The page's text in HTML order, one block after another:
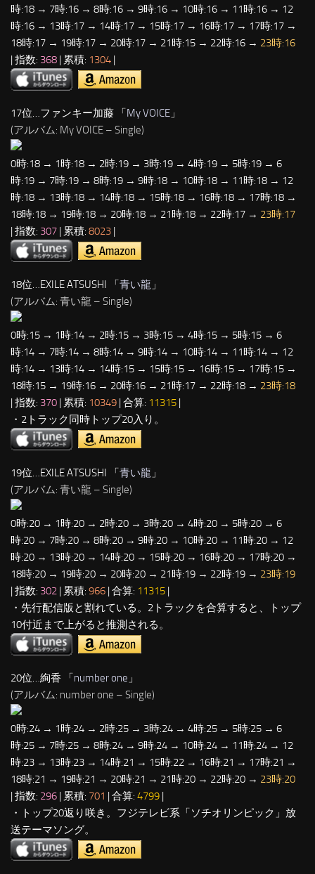
時:18 → 7時:16 → 8時:16 → 9時:16 → 10時:16 → 11時:16 → 12
時:16 → 13時:17 → 14時:17 → 15時:17 → 16時:17 → 17時:17 →
18時:17 → 19時:17 → 20時:17 → 21時:15 → 22時:16 → 23時:16
| 指数: 368 | 累積: 1304 |
17位…ファンキー加藤 「My VOICE 」
(アルバム: My VOICE – Single)
0時:18 → 1時:18 → 2時:19 → 3時:19 → 4時:19 → 5時:19 → 6
時:19 → 7時:19 → 8時:19 → 9時:18 → 10時:18 → 11時:18 → 12
時:18 → 13時:18 → 14時:18 → 15時:18 → 16時:18 → 17時:18 →
18時:18 → 19時:18 → 20時:18 → 21時:18 → 22時:17 → 23時:17
| 指数: 307 | 累積: 8023 |
18位…EXILE ATSUSHI 「青い龍 」
(アルバム: 青い龍 – Single)
0時:15 → 1時:14 → 2時:15 → 3時:15 → 4時:15 → 5時:15 → 6
時:14 → 7時:14 → 8時:14 → 9時:14 → 10時:14 → 11時:14 → 12
時:14 → 13時:14 → 14時:15 → 15時:15 → 16時:15 → 17時:15 →
18時:15 → 19時:16 → 20時:16 → 21時:17 → 22時:18 → 23時:18
| 指数: 370 | 累積: 10349 | 合算: 11315 |
・2トラック同時トップ20入り。
19位…EXILE ATSUSHI 「青い龍 」
(アルバム: 青い龍 – Single)
0時:20 → 1時:20 → 2時:20 → 3時:20 → 4時:20 → 5時:20 → 6
時:20 → 7時:20 → 8時:20 → 9時:20 → 10時:20 → 11時:20 → 12
時:20 → 13時:20 → 14時:20 → 15時:20 → 16時:20 → 17時:20 →
18時:20 → 19時:20 → 20時:20 → 21時:19 → 22時:19 → 23時:19
| 指数: 302 | 累積: 966 | 合算: 11315 |
・先行配信版と割れている。2トラックを合算すると、トップ
10付近まで上がると推測される。
20位…絢香 「number one 」
(アルバム: number one – Single)
0時:24 → 1時:24 → 2時:25 → 3時:24 → 4時:25 → 5時:25 → 6
時:25 → 7時:25 → 8時:24 → 9時:24 → 10時:24 → 11時:24 → 12
時:23 → 13時:23 → 14時:21 → 15時:22 → 16時:21 → 17時:21 →
18時:21 → 19時:21 → 20時:21 → 21時:20 → 22時:20 → 23時:20
| 指数: 296 | 累積: 701 | 合算: 4799 |
・トップ20返り咲き。フジテレビ系「ソチオリンピック」放
送テーマソング。